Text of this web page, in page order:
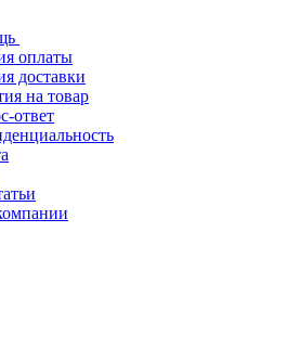
оплаты
доставки
на товар
ответ